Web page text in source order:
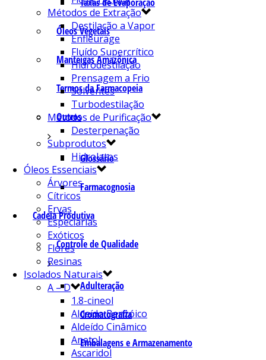
Óleos Vegetais
Manteigas Amazônica
Termos da Farmacopeia
Outros
Glossário
Farmacognosia
Cadeia Produtiva
Controle de Qualidade
Adulteração
Cromatografia
Embalagens e Armazenamento
Métodos de Extração
Destilação a Vapor
Enfleurage
Fluído Supercrítico
Hidrodestilação
Prensagem a Frio
Solventes
Turbodestilação
Métodos de Purificação
Desterpenação
Subprodutos
Hidrolatos
Óleos Essenciais
Árvores
Cítricos
Ervas
Especiarias
Exóticos
Flores
Resinas
Isolados Naturais
A – D
1.8-cineol
Aldeído Benzóico
Aldeído Cinâmico
Anetol
Ascaridol